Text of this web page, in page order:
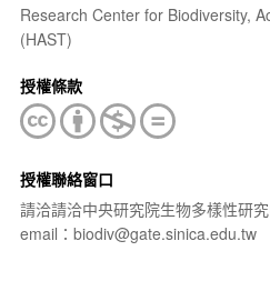
Research Center for Biodiversity,
(HAST)
授權條款
授權聯絡窗口
請洽請洽中央研究院生物多樣性研
email：biodiv@gate.sinica.edu.tw